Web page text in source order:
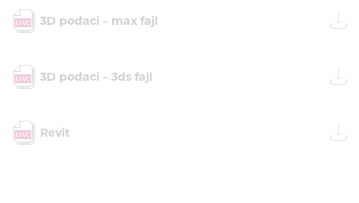
3D podaci – max fajl
3D podaci – 3ds fajl
Revit